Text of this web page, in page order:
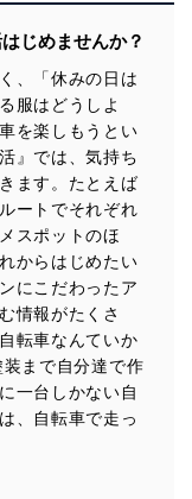
じめませんか？
、「休みの日は
服はどうしよ
を楽しもうとい
』では、気持ち
ます。たとえば
ートでそれぞれ
スポットのほ
からはじめたい
にこだわったア
情報がたくさ
転車なんていか
まで自分達で作
一台しかない自
、自転車で走っ